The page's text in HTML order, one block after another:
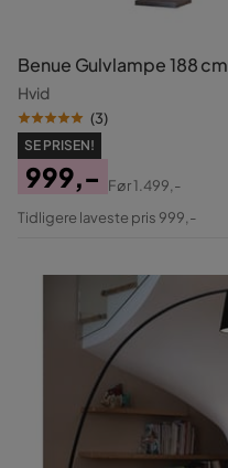
Benue Gulvlampe 188 cm
Hvid
(3)
SE PRISEN!
Pris
999,-
Original
Før1.499,-
Tidligere laveste pris 999,-